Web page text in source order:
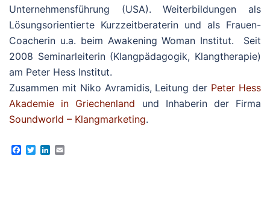
Unternehmensführung (USA). Weiterbildungen als
Lösungsorientierte Kurzzeitberaterin und als Frauen-
Coacherin u.a. beim Awakening Woman Institut. Seit
2008 Seminarleiterin (Klangpädagogik, Klangtherapie)
am Peter Hess Institut.
Zusammen mit Niko Avramidis, Leitung der Peter Hess
Akademie in Griechenland und Inhaberin der Firma
Soundworld – Klangmarketing.
Facebook
TwitterLinkedIn